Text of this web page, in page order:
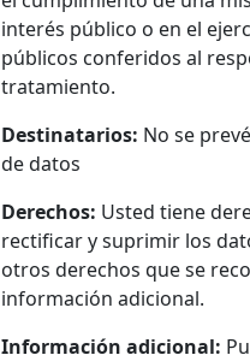
interés público o en el
públicos conferidos al
tratamiento.
Destinatarios: No se
de datos
Derechos: Usted tiene
rectificar y suprimir los
otros derechos que se
información adicional.
Información adicional: